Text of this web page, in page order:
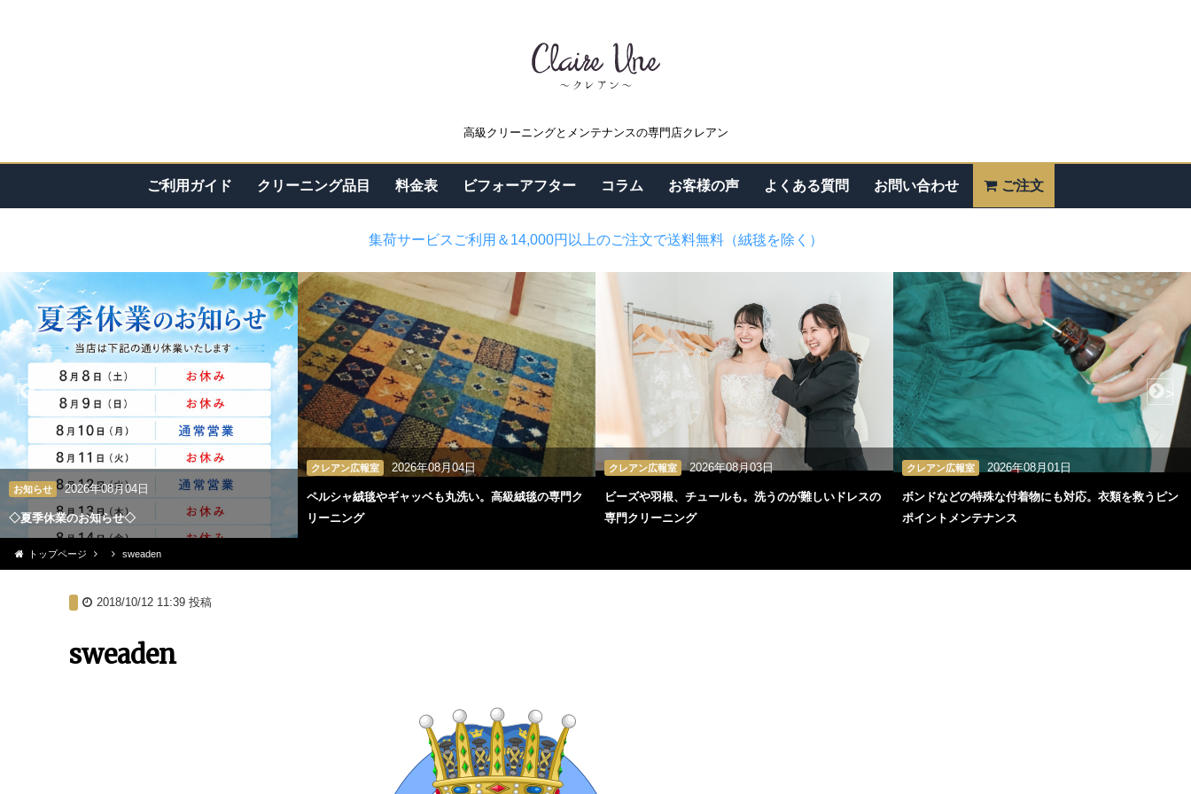
高級クリーニングとメンテナンスの専門店クレアン
ご利用ガイド クリーニング品目 料金表 ビフォーアフター コラム お客様の声 よくある質問 お問い合わせ ご注文
集荷サービスご利用＆14,000円以上のご注文で送料無料（絨毯を除く）
お知らせ 2026年08月04日
◇夏季休業のお知らせ◇
クレアン広報室 2026年08月04日
ペルシャ絨毯やギャッベも丸洗い。高級絨毯の専門ク
リーニング
クレアン広報室 2026年08月03日
ビーズや羽根、チュールも。洗うのが難しいドレスの
専門クリーニング
クレアン広報室 2026年08月01日
ボンドなどの特殊な付着物にも対応。衣類を救うピン
ポイントメンテナンス
< >
トップページ sweaden
2018/10/12 11:39投稿
sweaden